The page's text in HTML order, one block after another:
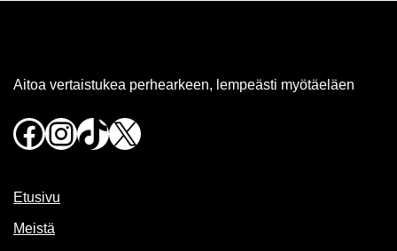
Aitoa vertaistukea perhearkeen, lempeästi myötäeläen
Facebook
Instagram
TikTok
X
Etusivu
Meistä